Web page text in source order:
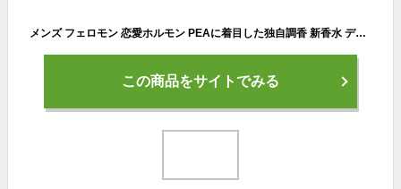
メンズ フェロモン 恋愛ホルモン PEAに着目した独自調香 新香水 デビグランス 男性用 25ml 爽やかで印象に残る モテ香水 フェロモン成分配合 ジャパンプリモ フレグランス
この商品をサイトでみる